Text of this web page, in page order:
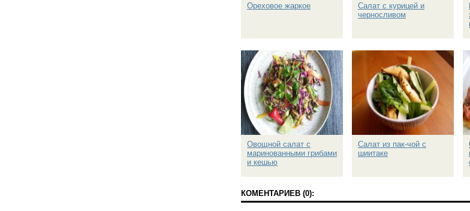
Ореховое жаркое
Салат с курицей и
черносливом
Овощной салат с
маринованными грибами
и кешью
Салат из пак-чой с
шиитаке
КОМЕНТАРИЕВ (0):